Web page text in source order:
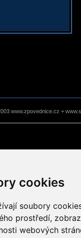
cookies
soubory
prostředí,
webových
www.zpovednice.cz +